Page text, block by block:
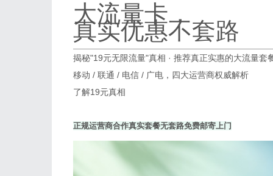
大流量卡，
真实优惠不套路
揭秘"19元无限流量"真相 · 推荐真正实惠的大流量套
移动 / 联通 / 电信 / 广电，四大运营商权威解析
了解19元真相
正规运营商合作真实套餐无套路免费邮寄上门